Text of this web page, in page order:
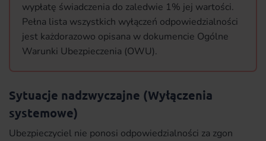
wypłatę świadczenia do zaledwie 1% jej wartości.
Pełna lista wszystkich wyłączeń odpowiedzialności
jest każdorazowo opisana w dokumencie Ogólne
Warunki Ubezpieczenia (OWU).
Sytuacje nadzwyczajne (Wyłączenia
systemowe)
Ubezpieczyciel nie ponosi odpowiedzialności za zgon